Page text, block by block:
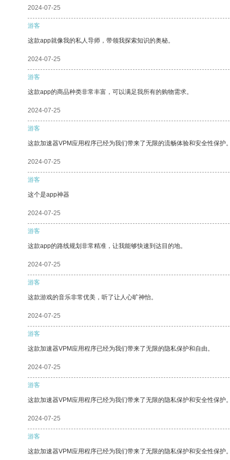
2024-07-25
游客
这款app就像我的私人导师，带领我探索知识的奥秘。
2024-07-25
游客
这款app的商品种类非常丰富，可以满足我所有的购物需求。
2024-07-25
游客
这款加速器VPM应用程序已经为我们带来了无限的流畅体验和安全性保护
2024-07-25
游客
这个是app神器
2024-07-25
游客
这款app的路线规划非常精准，让我能够快速到达目的地。
2024-07-25
游客
这款游戏的音乐非常优美，听了让人心旷神怡。
2024-07-25
游客
这款加速器VPM应用程序已经为我们带来了无限的隐私保护和自由。
2024-07-25
游客
这款加速器VPM应用程序已经为我们带来了无限的隐私保护和安全性保护
2024-07-25
游客
这款加速器VPM应用程序已经为我们带来了无限的隐私保护和安全性保护